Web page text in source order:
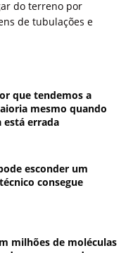
do terreno por
de tubulações e
que tendemos a
mesmo quando
está errada
esconder um
consegue
milhões de moléculas